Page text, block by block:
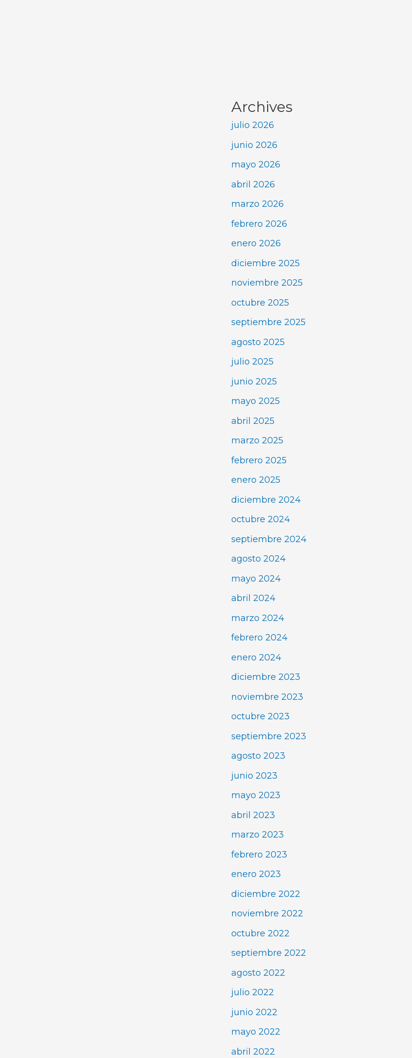
Archives
julio 2026
junio 2026
mayo 2026
abril 2026
marzo 2026
febrero 2026
enero 2026
diciembre 2025
noviembre 2025
octubre 2025
septiembre 2025
agosto 2025
julio 2025
junio 2025
mayo 2025
abril 2025
marzo 2025
febrero 2025
enero 2025
diciembre 2024
octubre 2024
septiembre 2024
agosto 2024
mayo 2024
abril 2024
marzo 2024
febrero 2024
enero 2024
diciembre 2023
noviembre 2023
octubre 2023
septiembre 2023
agosto 2023
junio 2023
mayo 2023
abril 2023
marzo 2023
febrero 2023
enero 2023
diciembre 2022
noviembre 2022
octubre 2022
septiembre 2022
agosto 2022
julio 2022
junio 2022
mayo 2022
abril 2022